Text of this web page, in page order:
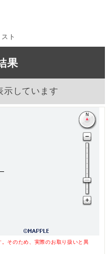
ト
果
示しています
そのため、実際のお取り扱いと異